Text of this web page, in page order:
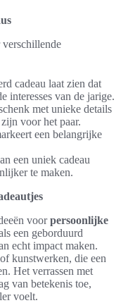
cadeau laat zien dat
interesses van de jarige.
met unieke details
voor het paar.
een belangrijke
een uniek cadeau
te maken.
voorpersoonlijke
een geborduurd
echt impact maken.
kunstwerken, die een
Het verrassen met
van betekenis toe,
voelt.